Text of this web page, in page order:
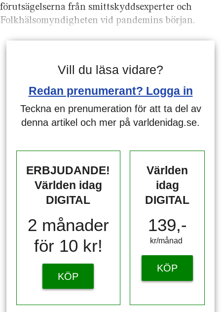
förutsägelserna från smittskyddsexperter och
Folkhälsomyndigheten vid pandemins början.
Vill du läsa vidare?
Redan prenumerant? Logga in
Teckna en prenumeration för att ta del av
denna artikel och mer på varldenidag.se.
ERBJUDANDE!
Världen idag
DIGITAL
2 månader
för 10 kr!
KÖP
Världen
idag
DIGITAL
139,-
kr/månad ​​​​​​
KÖP